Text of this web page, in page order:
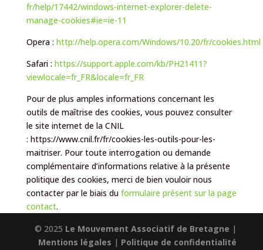
fr/help/17442/windows-internet-explorer-delete-
manage-cookies#ie=ie-11
Opera : http://help.opera.com/Windows/10.20/fr/cookies.html
Safari : https://support.apple.com/kb/PH21411?
viewlocale=fr_FR&locale=fr_FR
Pour de plus amples informations concernant les
outils de maîtrise des cookies, vous pouvez consulter
le site internet de la CNIL
: https://www.cnil.fr/fr/cookies-les-outils-pour-les-
maitriser. Pour toute interrogation ou demande
complémentaire d’informations relative à la présente
politique des cookies, merci de bien vouloir nous
contacter par le biais du formulaire présent sur la page
contact.
© 2025 Le Mouvement Associatif de Bretagne |
Mentions légales | Politique de confidentialité